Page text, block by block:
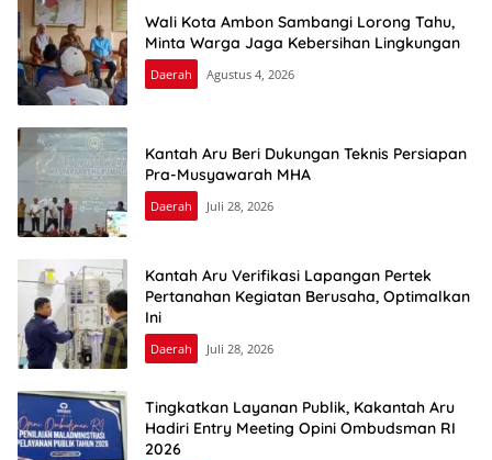
Wali Kota Ambon Sambangi Lorong Tahu,
Minta Warga Jaga Kebersihan Lingkungan
Daerah Agustus 4, 2026
Kantah Aru Beri Dukungan Teknis Persiapan
Pra-Musyawarah MHA
Daerah Juli 28, 2026
Kantah Aru Verifikasi Lapangan Pertek
Pertanahan Kegiatan Berusaha, Optimalkan
Ini
Daerah Juli 28, 2026
Tingkatkan Layanan Publik, Kakantah Aru
Hadiri Entry Meeting Opini Ombudsman RI
2026